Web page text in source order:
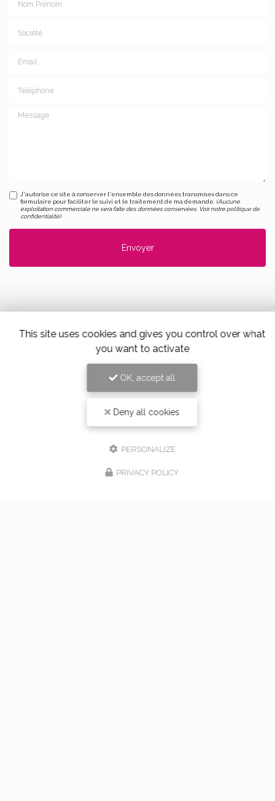
Message
J'autorise ce site à conserver l'ensemble des données transmises dans ce
formulaire pour faciliter le suivi et le traitement de ma demande. (Aucune
exploitation commerciale ne sera faite des données conservées. Voir notre politique de
confidentialité)
Alloin Fleurs, Vaugneray
17 Place du Marché, 69670 Vaugneray
Tel. 04 78 45 85 02
This site uses cookies and gives you control over what
you want to activate
OK, accept all
Deny all cookies
PERSONALIZE
PRIVACY POLICY